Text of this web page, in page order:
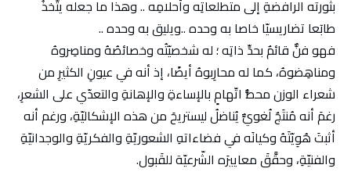
بثورته الرافضةِ إلى متطلعاتِه وأحلامِه .. وهذا ما جعله يتّخذُ
طابٓعا تضاريسيّا خاصا به وحده ..ويليق به وحده ..
فهو فنٌّ قائمٌ بحدِّ ذاتِه ؛ له شخصيّتُه وخصائصُهُ ومناصِروهُ
ومناهِضوهُ، كما له محارِبوهُ أيضًا، إذ أنه في عيونِ الكثيرِ من
شعراء الوزن محطُّ اتّهامٍ بالإساءةِ والإهانةِ والتعدّي على الشعرِ،
رغمَ أنه مُنتَجٌ لُغويٌّ يُناضلُ ليستريحَ من هذه الإشكاليّةِ، ورغم أنه
أثبتَ هُوِيّتَهُ وكيانَه في فضاءاتهِ الشعوريّةِ والفكريّةِ والوجدانيّةِ
والفنيّةِ، وحقَّقَ معاييرَه الشّرعيّة للقَبول.